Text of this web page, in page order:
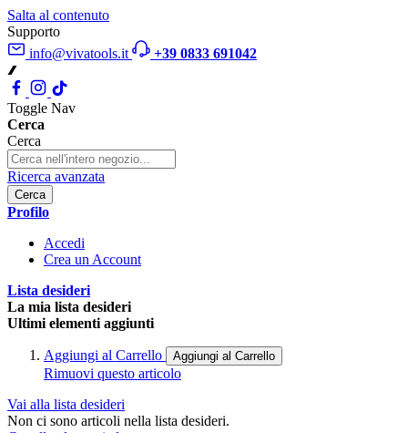
Salta al contenuto
Supporto
info@vivatools.it
+39 0833 691042
Toggle Nav
Cerca
Cerca
Ricerca avanzata
Cerca
Profilo
Accedi
Crea un Account
Lista desideri
La mia lista desideri
Ultimi elementi aggiunti
Aggiungi al Carrello Aggiungi al Carrello
Rimuovi questo articolo
Vai alla lista desideri
Non ci sono articoli nella lista desideri.